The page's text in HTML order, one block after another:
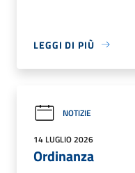
LEGGI DI PIÙ
NOTIZIE
14 LUGLIO 2026
Ordinanza